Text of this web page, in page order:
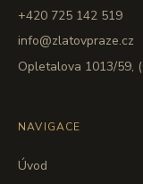
+420 725 142 519
info@zlatovpraze.cz
Opletalova 1013/59,
NAVIGACE
Úvod